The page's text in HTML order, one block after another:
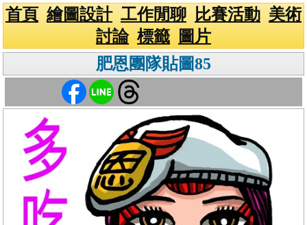
首頁 繪圖設計 工作閒聊 比賽活動 美術
討論 標籤
圖片
肥恩團隊貼圖85